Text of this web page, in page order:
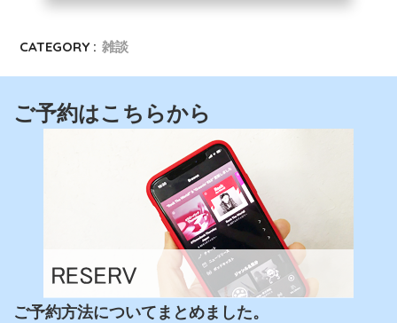
CATEGORY : 雑談
ご予約はこちらから
ご予約方法についてまとめました。